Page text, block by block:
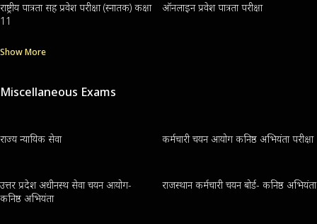
राष्ट्रीय पात्रता सह प्रवेश परीक्षा (स्नातक) कक्षा
11
ऑनलाइन प्रवेश पात्रता परीक्षा
Show More
Miscellaneous Exams
राज्य न्यायिक सेवा कर्मचारी चयन आयोग कनिष्ठ अभियंता परीक्षा
उत्तर प्रदेश अधीनस्थ सेवा चयन आयोग-
कनिष्ठ अभियंता
राजस्थान कर्मचारी चयन बोर्ड- कनिष्ठ अभियंता